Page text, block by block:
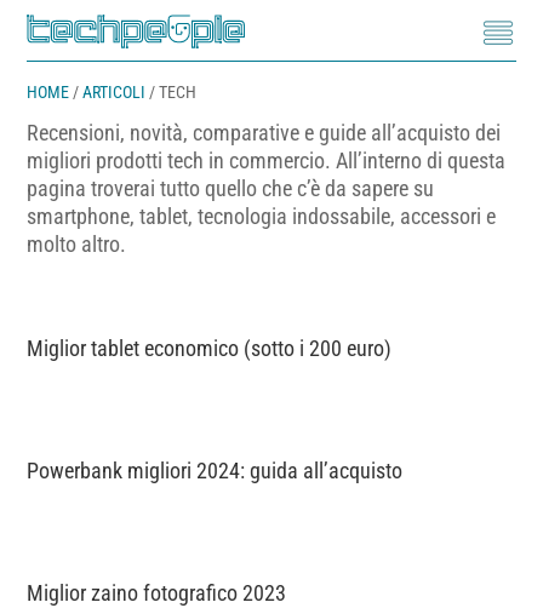
HOME /ARTICOLI /TECH
Recensioni, novità, comparative e guide all’acquisto dei
migliori prodotti tech in commercio. All’interno di questa
pagina troverai tutto quello che c’è da sapere su
smartphone, tablet, tecnologia indossabile, accessori e
molto altro.
Miglior tablet economico (sotto i 200 euro)
Powerbank migliori 2024: guida all’acquisto
Miglior zaino fotografico 2023